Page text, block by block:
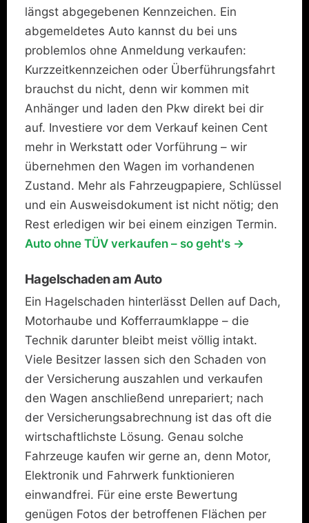
längst abgegebenen Kennzeichen. Ein
abgemeldetes Auto kannst du bei uns
problemlos ohne Anmeldung verkaufen:
Kurzzeitkennzeichen oder Überführungsfahrt
brauchst du nicht, denn wir kommen mit
Anhänger und laden den Pkw direkt bei dir
auf. Investiere vor dem Verkauf keinen Cent
mehr in Werkstatt oder Vorführung – wir
übernehmen den Wagen im vorhandenen
Zustand. Mehr als Fahrzeugpapiere, Schlüssel
und ein Ausweisdokument ist nicht nötig; den
Rest erledigen wir bei einem einzigen Termin.
Auto ohne TÜV verkaufen – so geht's →
Hagelschaden am Auto
Ein Hagelschaden hinterlässt Dellen auf Dach,
Motorhaube und Kofferraumklappe – die
Technik darunter bleibt meist völlig intakt.
Viele Besitzer lassen sich den Schaden von
der Versicherung auszahlen und verkaufen
den Wagen anschließend unrepariert; nach
der Versicherungsabrechnung ist das oft die
wirtschaftlichste Lösung. Genau solche
Fahrzeuge kaufen wir gerne an, denn Motor,
Elektronik und Fahrwerk funktionieren
einwandfrei. Für eine erste Bewertung
genügen Fotos der betroffenen Flächen per